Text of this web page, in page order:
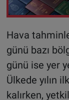
Hava
günü bazı
günü ise yer
Ülkede yılın
kalırken,